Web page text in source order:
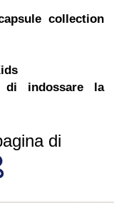
collection
indossare la
di